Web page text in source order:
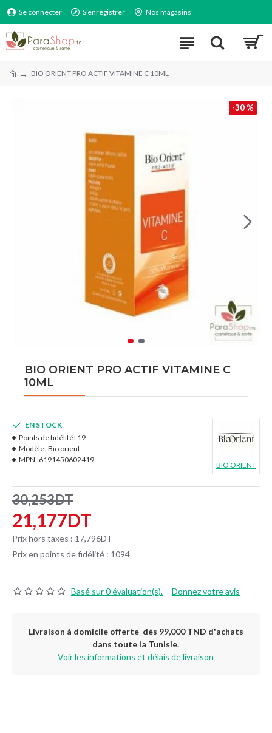
Se connecter S'enregistrer Nos magasins
BIO ORIENT PRO ACTIF VITAMINE C 10ML
-30 %
BIO ORIENT PRO ACTIF VITAMINE C
10ML
Basé sur 0 évaluation(s). - Donnez votre avis
21,177DT
30,253DT
Prix hors taxes : 17,796DT
Prix en points de fidélité : 1094
EN STOCK
Points de fidélité: 19
Modèle: Bio orient
MPN: 6191450602419
BIO ORIENT
Livraison à domicile offerte dès 99,000 TND d'achats
dans toute la Tunisie.
Voir les informations et délais de livraison